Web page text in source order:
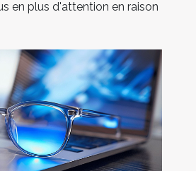
chronique
en plus d'attention en raison